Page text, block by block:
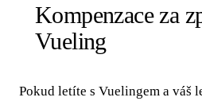
Kompenzace za
Vueling
Pokud letíte s Vuelingem a váš